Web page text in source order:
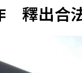
釋出合